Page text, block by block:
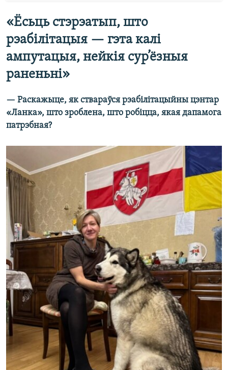
«Ёсьць стэрэатып, што
рэабілітацыя — гэта калі
ампутацыя, нейкія сур’ёзныя
раненьні»
— Раскажыце, як ствараўся рэабілітацыйны цэнтар
«Ланка», што зроблена, што робіцца, якая дапамога
патрэбная?